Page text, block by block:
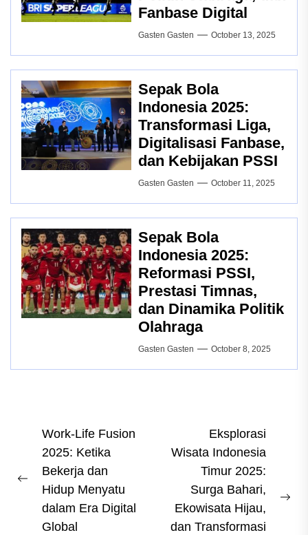
Fanbase Digital
Gasten Gasten October 13, 2025
Sepak Bola
Indonesia 2025:
Transformasi Liga,
Digitalisasi Fanbase,
dan Kebijakan PSSI
Gasten Gasten October 11, 2025
Sepak Bola
Indonesia 2025:
Reformasi PSSI,
Prestasi Timnas,
dan Dinamika Politik
Olahraga
Gasten Gasten October 8, 2025
Post
navigation
Previous
post:
Work-Life Fusion
2025: Ketika
Bekerja dan
Hidup Menyatu
dalam Era Digital
Global
Eksplorasi
Wisata Indonesia
Timur 2025:
Surga Bahari,
Ekowisata Hijau,
dan Transformasi